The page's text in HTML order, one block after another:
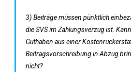
3) Beiträge müssen pünktlich
die SVS im Zahlungsverzug ist.
Guthaben aus einer
Beitragsvorschreibung in Abzug
nicht?